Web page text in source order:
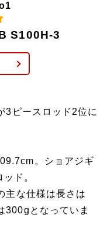
S100H-3
3ピースロッド2位に
。ショアジギ
ド。
主な仕様は長さは
300gとなっていま